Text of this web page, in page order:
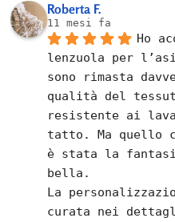
Roberta F.
11 mesi fa
Ho
lenzuola per
sono rimasta
qualità del
resistente ai
tatto. Ma quello
è stata la
bella.
La
curata nei